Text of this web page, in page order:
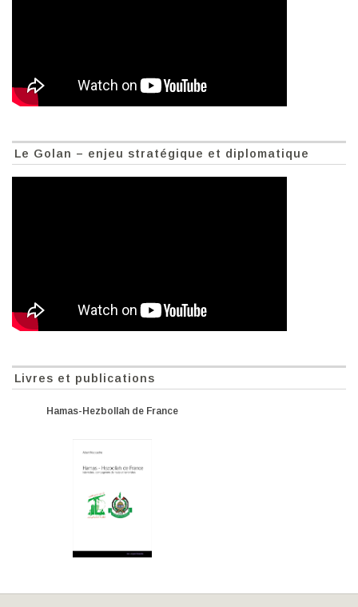
Le Golan – enjeu stratégique et diplomatique
Livres et publications
Hamas-Hezbollah de France